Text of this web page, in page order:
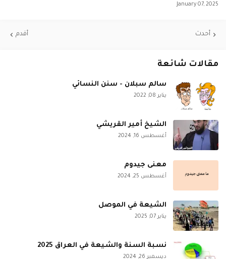
January 07, 2025
أحدث أقدم
مقالات شائعة
سالم سبلان - سنن النسائي
يناير 08, 2022
الشيخ أمير القريشي
أغسطس 16, 2024
معنى جيدوم
أغسطس 25, 2024
الشيعة في الموصل
يناير 07, 2025
نسبة السنة والشيعة في العراق 2025
ديسمبر 26, 2024